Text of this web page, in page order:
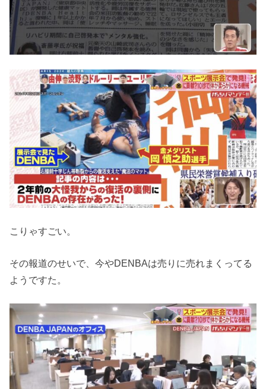
こりゃすごい。
その報道のせいで、今やDENBAは売りに売れまくってる
ようですた。